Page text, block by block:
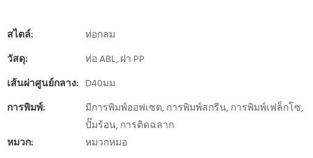
สไตล์:
ท่อกลม
วัสดุ:
ท่อ ABL, ฝา PP
เส้นผ่าศูนย์กลาง: D40มม
การพิมพ์:
มีการพิมพ์ออฟเซต, การพิมพ์สกรีน, การพิมพ์เฟล็กโซ,
ปั๊มร้อน, การติดฉลาก
หมวก:
หมวกหมอ